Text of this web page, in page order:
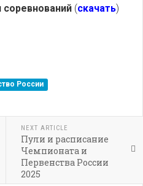
соревнований (скачать)
России
NEXT ARTICLE
Пули и расписание
Чемпионата и
Первенства России
2025